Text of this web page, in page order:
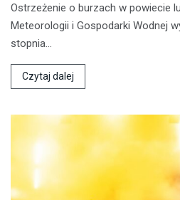
Ostrzeżenie o burzach w powiecie
Meteorologii i Gospodarki Wodnej
stopnia…
Czytaj dalej